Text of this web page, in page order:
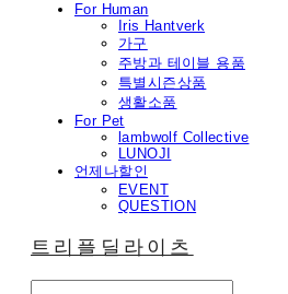
For Human
Iris Hantverk
가구
주방과 테이블 용품
특별시즌상품
생활소품
For Pet
lambwolf Collective
LUNOJI
언제나할인
EVENT
QUESTION
트리플딜라이츠